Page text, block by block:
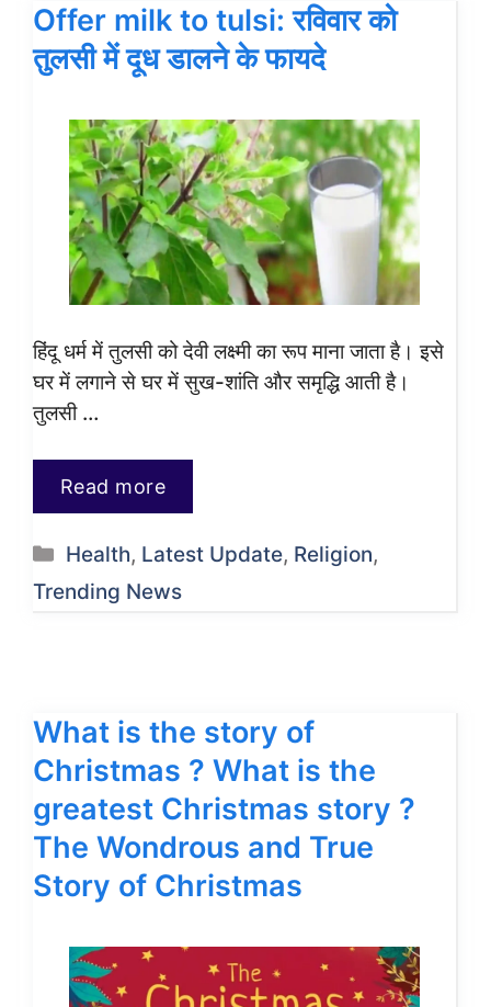
Offer milk to tulsi: रविवार को
तुलसी में दूध डालने के फायदे
हिंदू धर्म में तुलसी को देवी लक्ष्मी का रूप माना जाता है। इसे
घर में लगाने से घर में सुख-शांति और समृद्धि आती है।
तुलसी …
Read more
Categories
Health, Latest Update, Religion,
Trending News
What is the story of
Christmas ? What is the
greatest Christmas story ?
The Wondrous and True
Story of Christmas